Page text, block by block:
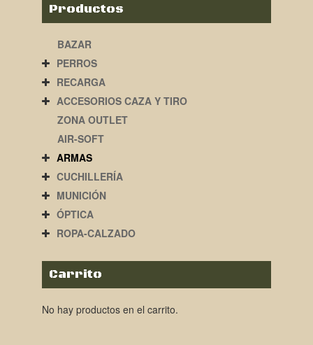
Productos
BAZAR
PERROS
RECARGA
ACCESORIOS CAZA Y TIRO
ZONA OUTLET
AIR-SOFT
ARMAS
CUCHILLERÍA
MUNICIÓN
ÓPTICA
ROPA-CALZADO
Carrito
No hay productos en el carrito.